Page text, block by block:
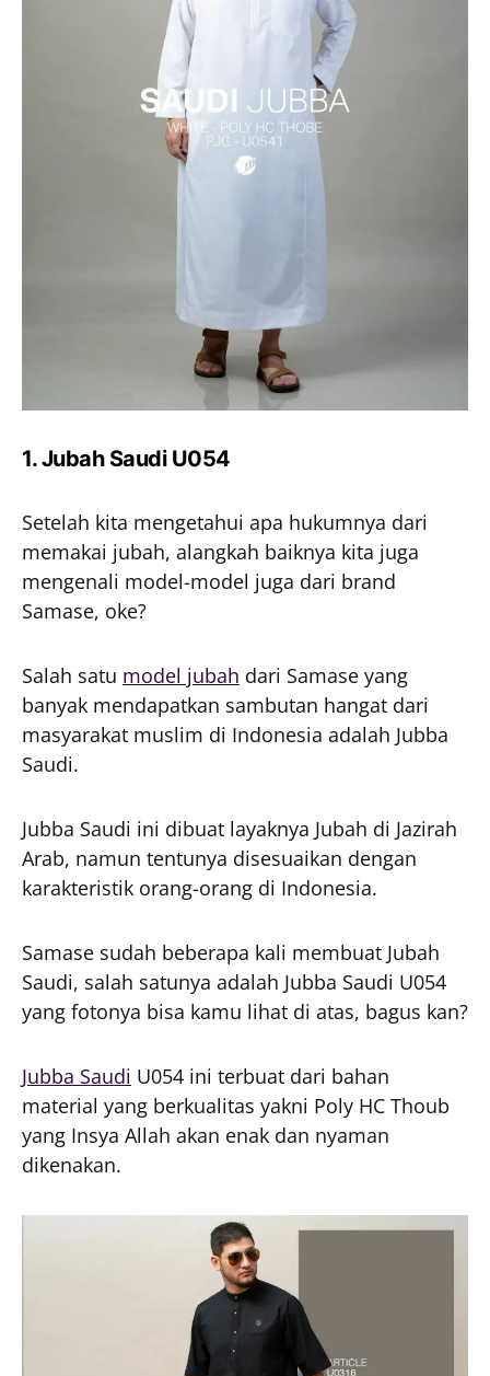
1. Jubah Saudi U054
Setelah kita mengetahui apa hukumnya dari
memakai jubah, alangkah baiknya kita juga
mengenali model-model juga dari brand
Samase, oke?
Salah satu model jubah dari Samase yang
banyak mendapatkan sambutan hangat dari
masyarakat muslim di Indonesia adalah Jubba
Saudi.
Jubba Saudi ini dibuat layaknya Jubah di Jazirah
Arab, namun tentunya disesuaikan dengan
karakteristik orang-orang di Indonesia.
Samase sudah beberapa kali membuat Jubah
Saudi, salah satunya adalah Jubba Saudi U054
yang fotonya bisa kamu lihat di atas, bagus kan?
Jubba Saudi U054 ini terbuat dari bahan
material yang berkualitas yakni Poly HC Thoub
yang Insya Allah akan enak dan nyaman
dikenakan.